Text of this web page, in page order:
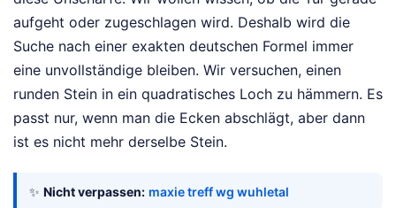
aufgeht oder zugeschlagen wird. Deshalb wird die
Suche nach einer exakten deutschen Formel immer
eine unvollständige bleiben. Wir versuchen, einen
runden Stein in ein quadratisches Loch zu hämmern. Es
passt nur, wenn man die Ecken abschlägt, aber dann
ist es nicht mehr derselbe Stein.
✨ Nicht verpassen: maxie treff wg wuhletal